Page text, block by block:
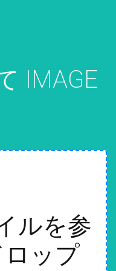
IMAGE
ルを参
ップ